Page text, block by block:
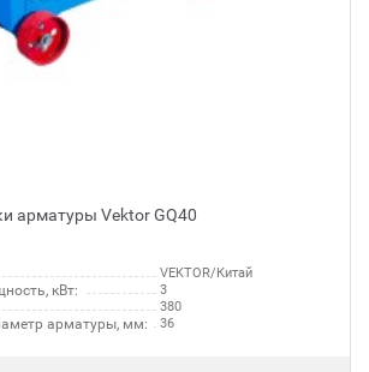
арматуры Vektor GQ40
VEKTOR/Китай
кВт: 3
380
арматуры, мм: 36